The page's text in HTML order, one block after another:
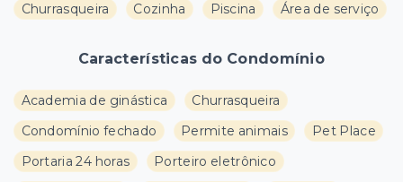
Churrasqueira Cozinha Piscina Área de serviço
Características do Condomínio
Academia de ginástica
Churrasqueira
Condomínio fechado
Permite animais
Pet Place
Portaria 24 horas
Porteiro eletrônico